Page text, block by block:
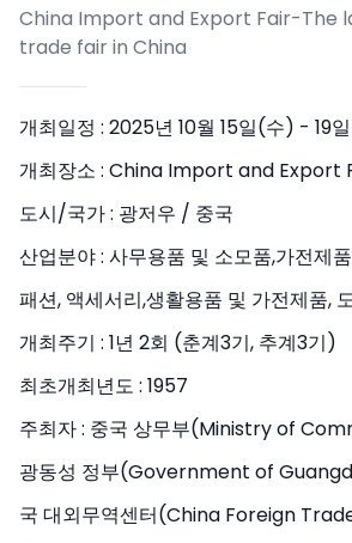
China Import and Export Fair-The
trade fair in China
개최일정 : 2025년 10월 15일(수) - 19
개최장소 : China Import and Export
도시/국가 : 광저우 / 중국
산업분야 : 사무용품 및 소모품,가전제
패션, 액세서리,생활용품 및 가전제품,
개최주기 : 1년 2회 (춘계3기, 추계3기)
최초개최년도 : 1957
주최자 : 중국 상무부(Ministry of
광동성 정부(Government of
국 대외무역센터(China Foreign